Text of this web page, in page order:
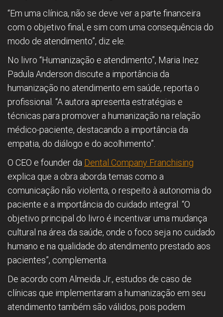
“Em uma clínica, não se deve ver a parte financeira
com o objetivo final, e sim com uma consequência do
modo de atendimento”, diz ele.
No livro “Humanização e atendimento”, Maria Inez
Padula Anderson discute a importância da
humanização no atendimento em saúde, reporta o
profissional. “A autora apresenta estratégias e
técnicas para promover a humanização na relação
médico-paciente, destacando a importância da
empatia, do diálogo e do acolhimento”.
O CEO e founder da Dental Company Franchising
explica que a obra aborda temas como a
comunicação não violenta, o respeito à autonomia do
paciente e a importância do cuidado integral. “O
objetivo principal do livro é incentivar uma mudança
cultural na área da saúde, onde o foco seja no cuidado
humano e na qualidade do atendimento prestado aos
pacientes”, complementa.
De acordo com Almeida Jr., estudos de caso de
clínicas que implementaram a humanização em seu
atendimento também são válidos, pois podem